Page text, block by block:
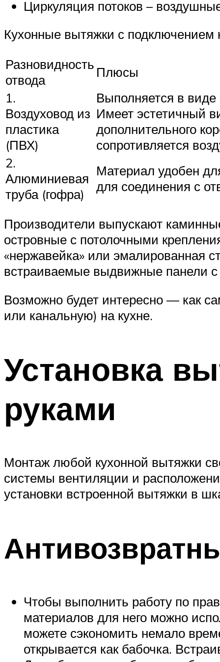
Циркуляция потоков –
Кухонные вытяжки с подключением
Разновидность
отвода
Плюсы
1.
Воздуховод из
пластика
(ПВХ)
Выполняется в
Имеет эстетичный
дополнительного
сопротивляется
2.
Алюминиевая
труба (гофра)
Материал удобен
для соединения с
Производители выпускают
островные с потолочными
«нержавейка» или эмалированная
встраиваемые выдвижные панели с
Возможно будет интересно — как
или канальную) на кухне.
Установка
руками
Монтаж любой кухонной вытяжки
системы вентиляции и
установки встроенной вытяжки в
Чтобы выполнить работу по
материалов для него можно
можете сэкономить немало
открывается как бабочка.